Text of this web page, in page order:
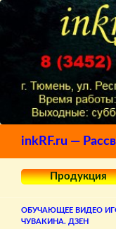
inkRF.ru —
Продукция
ОБУЧАЮЩЕЕ ВИДЕО
ЧУВАКИНА. ДЗЕН